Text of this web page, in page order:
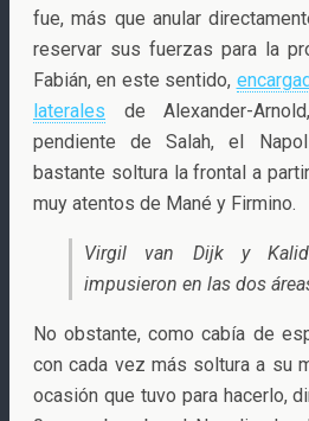
fue, más que anular
reservar sus fuerzas para la
Fabián, en este sentido,
laterales de Alexander-
pendiente de Salah, el
bastante soltura la frontal a
muy atentos de Mané y Firmino.
Virgil van Dijk y
impusieron en las dos
No obstante, como cabía de
con cada vez más soltura a su
ocasión que tuvo para hacerlo,